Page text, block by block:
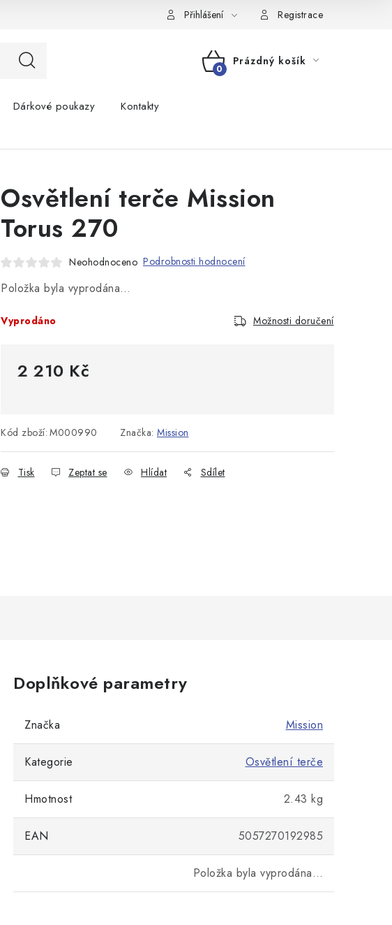
Přihlášení Registrace
NÁKUPNÍ
Prázdný košík
Dárkové poukazy Kontakty
Osvětlení terče Mission
Torus 270
Neohodnoceno Podrobnosti hodnocení
Položka byla vyprodána…
Vyprodáno Možnosti doručení
2 210 Kč
Kód zboží: M000990 Značka: Mission
Tisk Zeptat se Hlídat Sdílet
Doplňkové parametry
Značka Mission
Kategorie Osvětlení terče
Hmotnost 2.43 kg
EAN 5057270192985
Položka byla vyprodána…